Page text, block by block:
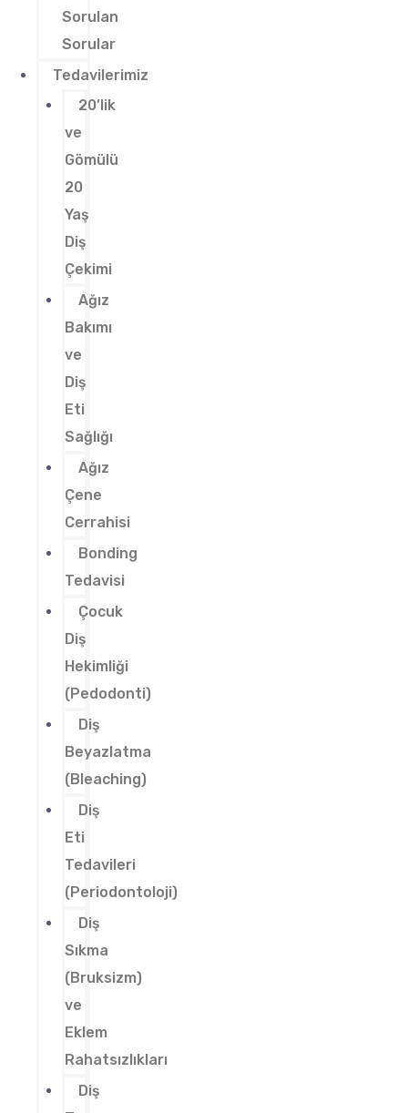
Sorulan
Sorular
Tedavilerimiz
20’lik
ve
Gömülü
20
Yaş
Diş
Çekimi
Ağız
Bakımı
ve
Diş
Eti
Sağlığı
Ağız
Çene
Cerrahisi
Bonding
Tedavisi
Çocuk
Diş
Hekimliği
(Pedodonti)
Diş
Beyazlatma
(Bleaching)
Diş
Eti
Tedavileri
(Periodontoloji)
Diş
Sıkma
(Bruksizm)
ve
Eklem
Rahatsızlıkları
Diş